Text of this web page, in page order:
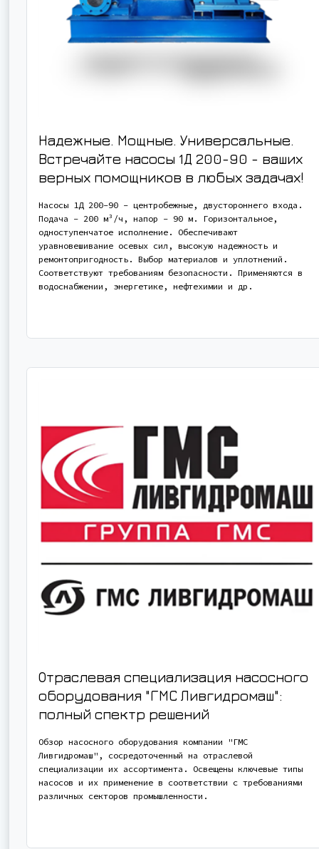
Надежные. Мощные. Универсальные.
Встречайте насосы 1Д 200-90 - ваших
верных помощников в любых задачах!
Насосы 1Д 200-90 - центробежные, двустороннего входа.
Подача - 200 м³/ч, напор - 90 м. Горизонтальное,
одноступенчатое исполнение. Обеспечивают
уравновешивание осевых сил, высокую надежность и
ремонтопригодность. Выбор материалов и уплотнений.
Соответствуют требованиям безопасности. Применяются в
водоснабжении, энергетике, нефтехимии и др.
Отраслевая специализация насосного
оборудования "ГМС Ливгидромаш":
полный спектр решений
Обзор насосного оборудования компании "ГМС
Ливгидромаш", сосредоточенный на отраслевой
специализации их ассортимента. Освещены ключевые типы
насосов и их применение в соответствии с требованиями
различных секторов промышленности.